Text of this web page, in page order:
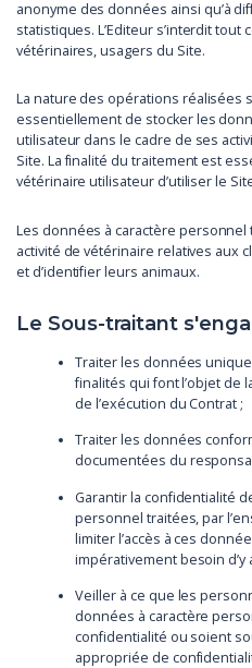
anonyme des données ainsi qu’à
statistiques. L’Editeur s’interdit tout
vétérinaires, usagers du Site.
La nature des opérations réalisées
essentiellement de stocker les
utilisateur dans le cadre de ses
Site. La finalité du traitement est
vétérinaire utilisateur d’utiliser le
Les données à caractère
activité de vétérinaire relatives aux
et d’identifier leurs animaux.
Le Sous-traitant
Traiter les données
finalités qui font l’objet de
de l’exécution du Contrat ;
Traiter les données
documentées du
Garantir la confidentialité
personnel traitées, par
limiter l’accès à ces
impérativement besoin d’y
Veiller à ce que les
données à caractère
confidentialité ou soient
appropriée de